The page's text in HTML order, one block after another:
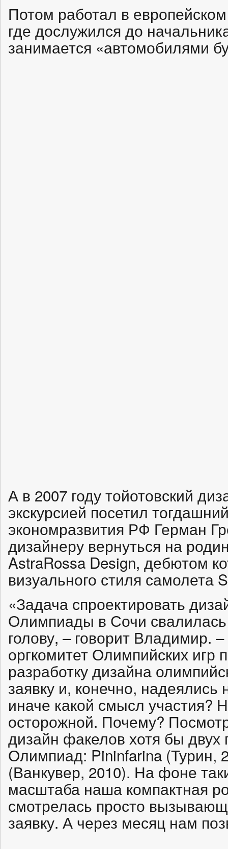
Потом работал в
где дослужился до
занимается «автомобилями
А в 2007 году тойотовский
экскурсией посетил
экономразвития РФ Герман
дизайнеру вернуться на
AstraRossa Design, дебютом
визуального стиля самолета
«Задача спроектировать
Олимпиады в Сочи свалилась
голову, – говорит Владимир.
оргкомитет Олимпийских игр
разработку дизайна
заявку и, конечно,
иначе какой смысл участия?
осторожной. Почему?
дизайн факелов хотя бы
Олимпиад: Pininfarina (Турин,
(Ванкувер, 2010). На фоне
масштаба наша компактная
смотрелась просто
заявку. А через месяц нам